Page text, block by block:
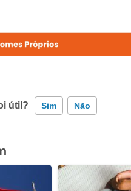
útil? Sim Não
informação incorreta
não tem a informação que procuro